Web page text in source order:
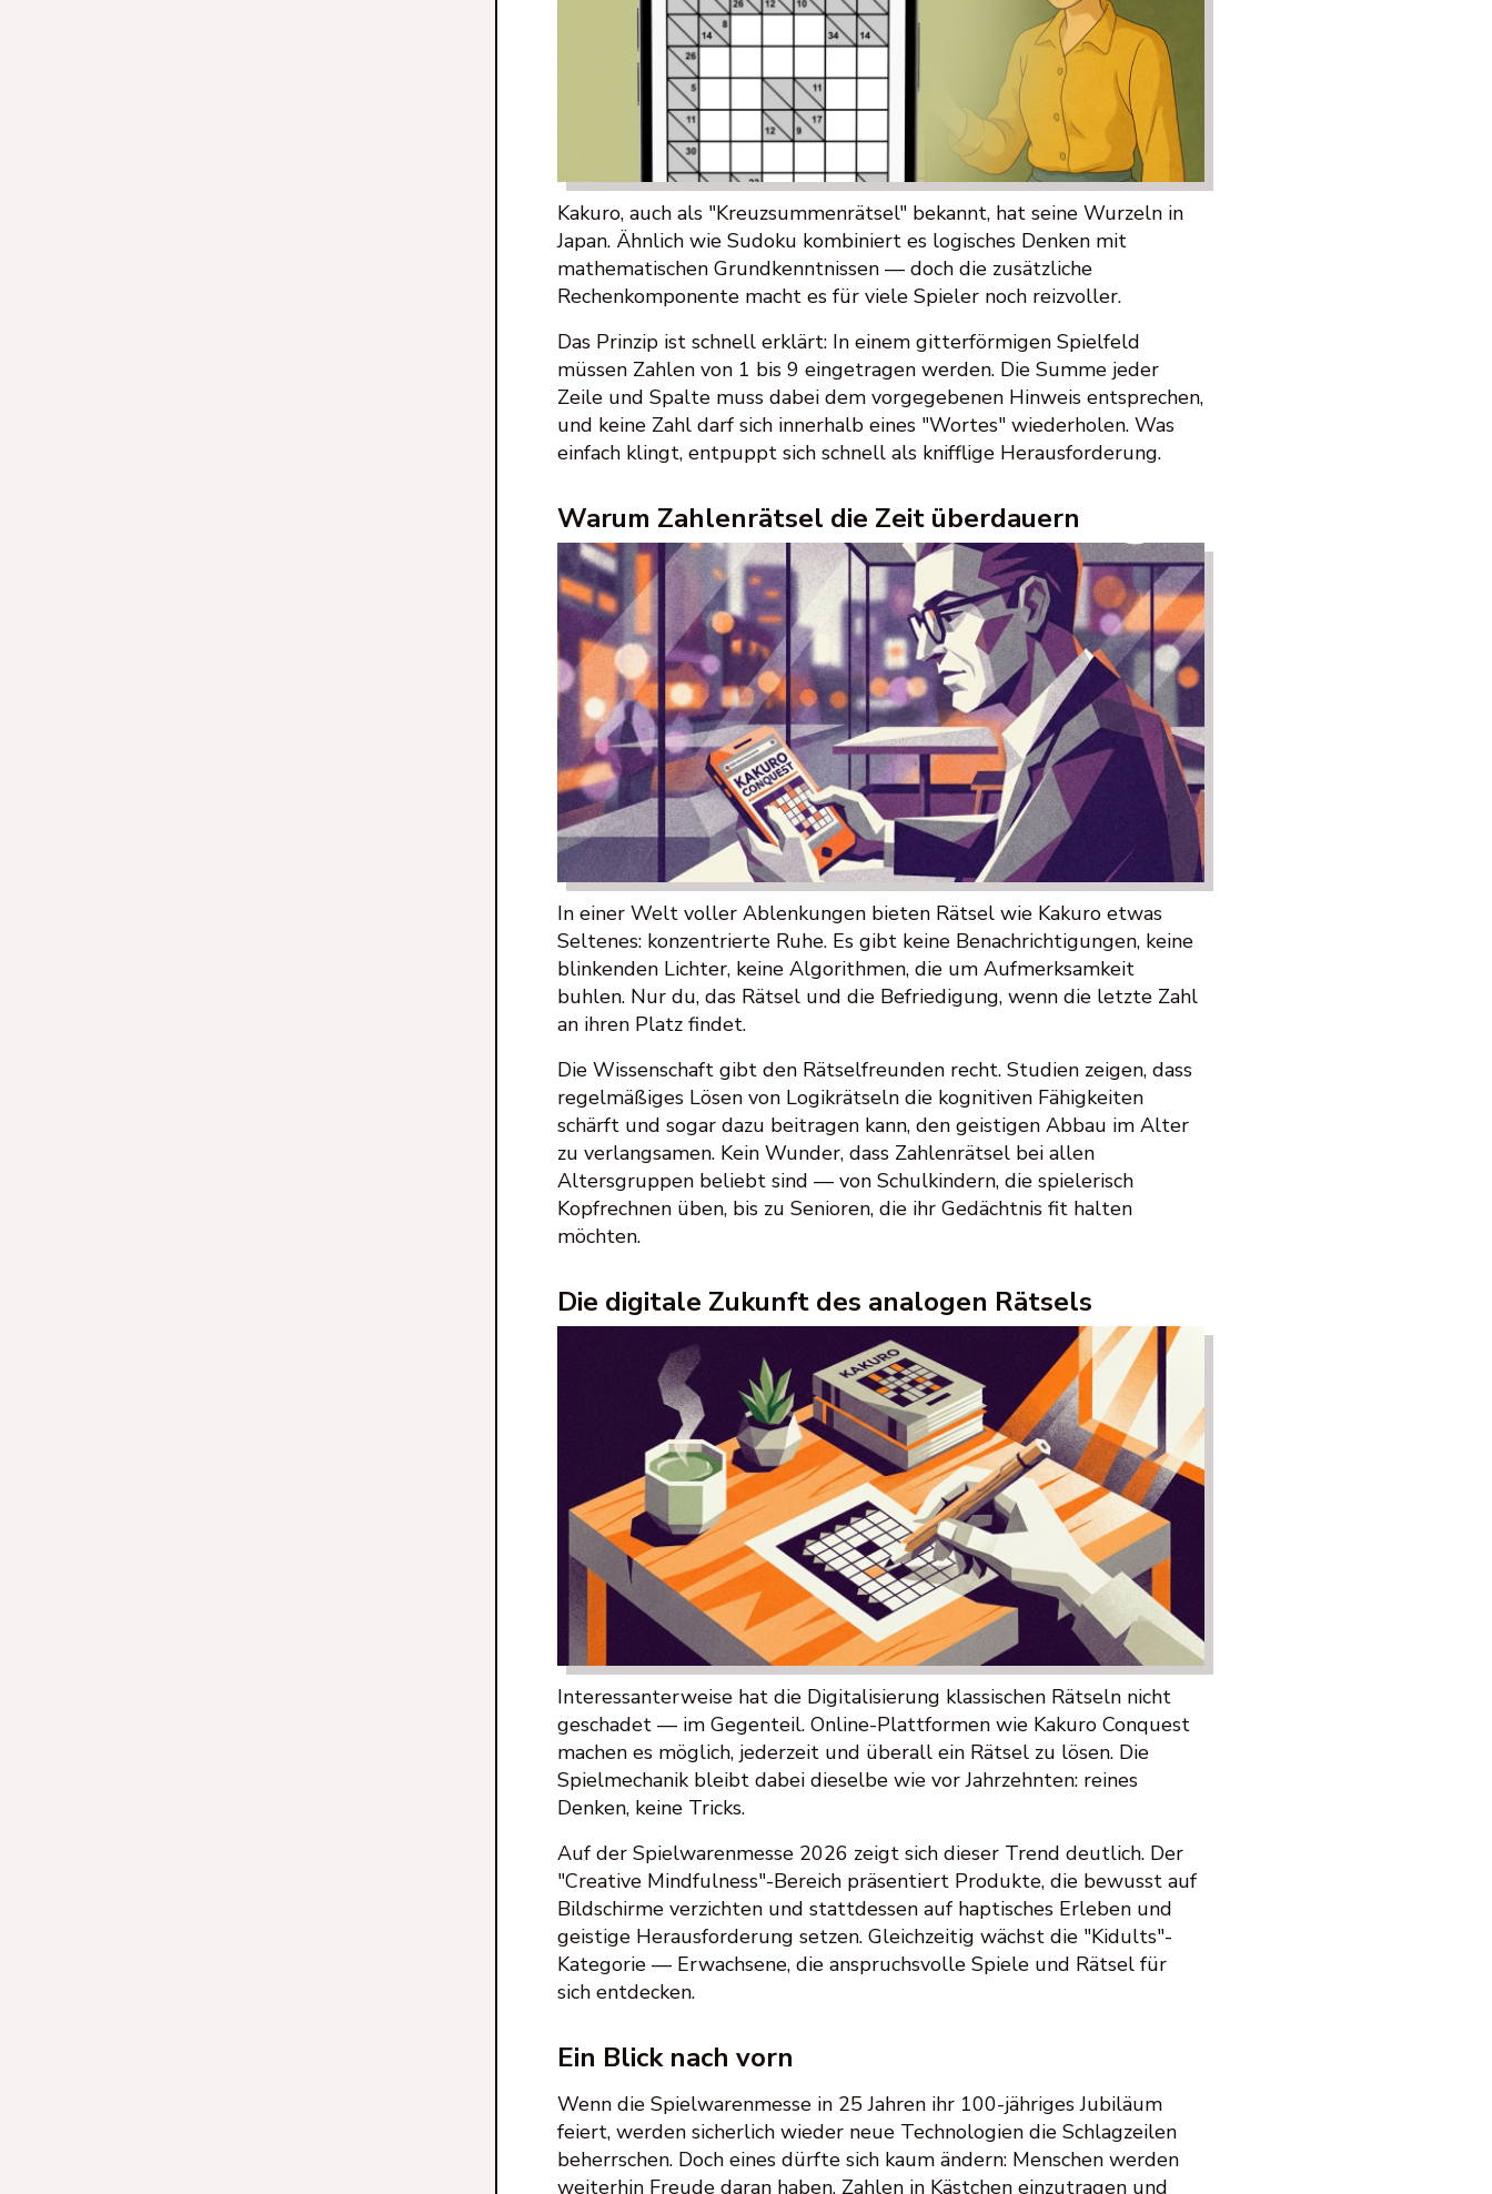
Kakuro, auch als "Kreuzsummenrätsel" bekannt, hat seine Wurzeln in
Japan. Ähnlich wie Sudoku kombiniert es logisches Denken mit
mathematischen Grundkenntnissen — doch die zusätzliche
Rechenkomponente macht es für viele Spieler noch reizvoller.
Das Prinzip ist schnell erklärt: In einem gitterförmigen Spielfeld
müssen Zahlen von 1 bis 9 eingetragen werden. Die Summe jeder
Zeile und Spalte muss dabei dem vorgegebenen Hinweis entsprechen,
und keine Zahl darf sich innerhalb eines "Wortes" wiederholen. Was
einfach klingt, entpuppt sich schnell als knifflige Herausforderung.
Warum Zahlenrätsel die Zeit überdauern
In einer Welt voller Ablenkungen bieten Rätsel wie Kakuro etwas
Seltenes: konzentrierte Ruhe. Es gibt keine Benachrichtigungen, keine
blinkenden Lichter, keine Algorithmen, die um Aufmerksamkeit
buhlen. Nur du, das Rätsel und die Befriedigung, wenn die letzte Zahl
an ihren Platz findet.
Die Wissenschaft gibt den Rätselfreunden recht. Studien zeigen, dass
regelmäßiges Lösen von Logikrätseln die kognitiven Fähigkeiten
schärft und sogar dazu beitragen kann, den geistigen Abbau im Alter
zu verlangsamen. Kein Wunder, dass Zahlenrätsel bei allen
Altersgruppen beliebt sind — von Schulkindern, die spielerisch
Kopfrechnen üben, bis zu Senioren, die ihr Gedächtnis fit halten
möchten.
Die digitale Zukunft des analogen Rätsels
Interessanterweise hat die Digitalisierung klassischen Rätseln nicht
geschadet — im Gegenteil. Online-Plattformen wie Kakuro Conquest
machen es möglich, jederzeit und überall ein Rätsel zu lösen. Die
Spielmechanik bleibt dabei dieselbe wie vor Jahrzehnten: reines
Denken, keine Tricks.
Auf der Spielwarenmesse 2026 zeigt sich dieser Trend deutlich. Der
"Creative Mindfulness"-Bereich präsentiert Produkte, die bewusst auf
Bildschirme verzichten und stattdessen auf haptisches Erleben und
geistige Herausforderung setzen. Gleichzeitig wächst die "Kidults"-
Kategorie — Erwachsene, die anspruchsvolle Spiele und Rätsel für
sich entdecken.
Ein Blick nach vorn
Wenn die Spielwarenmesse in 25 Jahren ihr 100-jähriges Jubiläum
feiert, werden sicherlich wieder neue Technologien die Schlagzeilen
beherrschen. Doch eines dürfte sich kaum ändern: Menschen werden
weiterhin Freude daran haben, Zahlen in Kästchen einzutragen und